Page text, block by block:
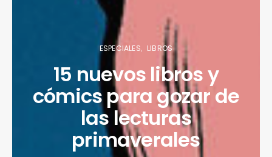
ESPECIALES LIBROS
15 nuevos libros y
cómics para gozar de
las lecturas
primaverales